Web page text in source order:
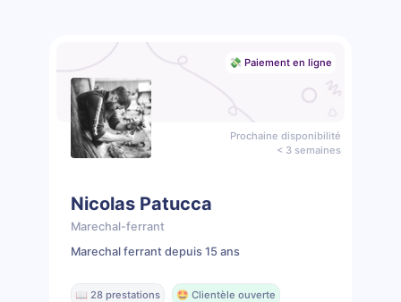
💸 Paiement en ligne
Prochaine disponibilité
< 3 semaines
Nicolas Patucca
Marechal-ferrant
Marechal ferrant depuis 15 ans
📖 28 prestations 🤩 Clientèle ouverte